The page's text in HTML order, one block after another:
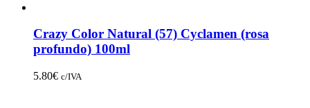
Crazy Color Natural (57) Cyclamen (rosa
profundo) 100ml
5.80€ c/IVA